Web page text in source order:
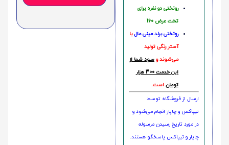
روتختی دو نفره برای
تخت عرض 160
روتختی‌ برند مینی مالبا
آستر رنگی تولید
می‌شوند و سود شما از
این خدمت 300 هزار
تومان است.
ارسال از فروشگاه توسط
تیپاکس و چاپار انجام می‌شود و
در مورد تاریخ رسیدن مرسوله
چاپار و تیپاکس پاسخگو هستند.